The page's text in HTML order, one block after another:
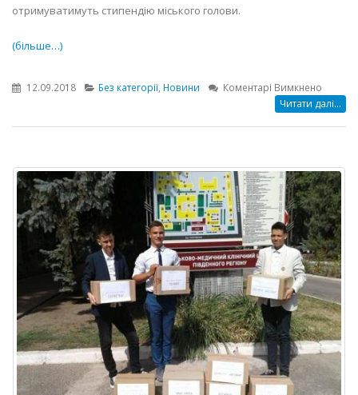
отримуватимуть стипендію міського голови.
(більше…)
12.09.2018 Без категорії, Новини Коментарі Вимкнено
голови
Читати далі...